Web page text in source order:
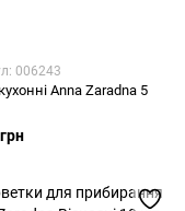
006243
Anna Zaradna 5